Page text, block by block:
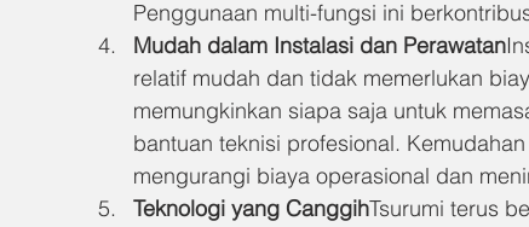
Penggunaan multi-fungsi ini
Mudah dalam Instalasi dan Perawatan
relatif mudah dan tidak memerlukan
memungkinkan siapa saja untuk
bantuan teknisi profesional.
mengurangi biaya operasional dan
Teknologi yang CanggihTsurumi terus